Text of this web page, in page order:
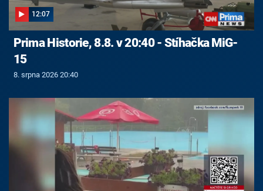
12:07
Prima Historie, 8.8. v 20:40 - Stíhačka MiG-
15
8. srpna 2026 20:40